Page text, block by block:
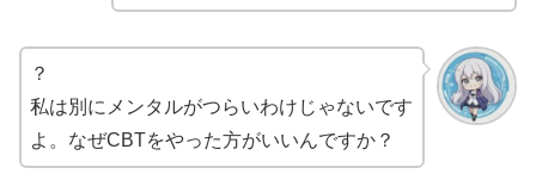
？
私は別にメンタルがつらいわけじゃないです
よ。なぜCBTをやった方がいいんですか？